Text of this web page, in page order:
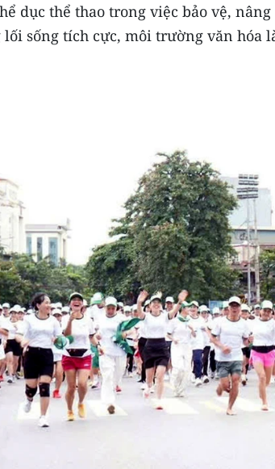
dục thể thao trong việc bảo vệ,
sống tích cực, môi trường văn hóa